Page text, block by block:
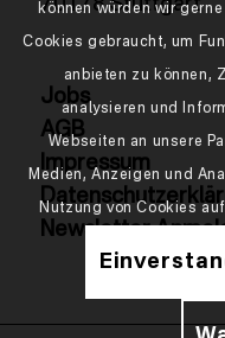
70178 Stuttgart
Jobs
AGB
Impressum
Newsletter
können würden wir
Cookies gebraucht, um
anbieten zu können,
analysieren und
Webseiten an unsere
Medien, Anzeigen und
Nutzung von Cookies